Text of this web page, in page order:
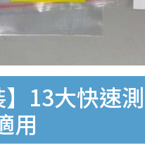
】13大快
用